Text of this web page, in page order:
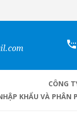
CÔNG
KHẨU VÀ PHÂN